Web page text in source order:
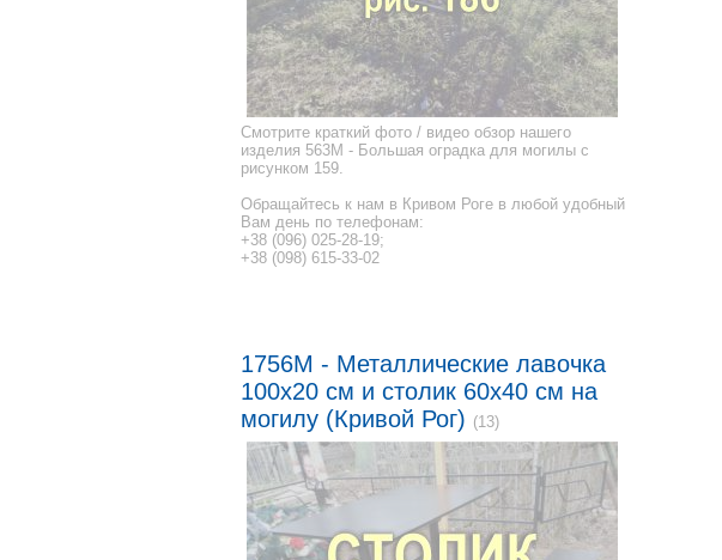
Смотрите краткий фото / видео обзор нашего
изделия 563M - Большая оградка для могилы с
рисунком 159.
Обращайтесь к нам в Кривом Роге в любой удобный
Вам день по телефонам:
+38 (096) 025-28-19;
+38 (098) 615-33-02
1756M - Металлические лавочка
100x20 см и столик 60x40 см на
могилу (Кривой Рог) (13)